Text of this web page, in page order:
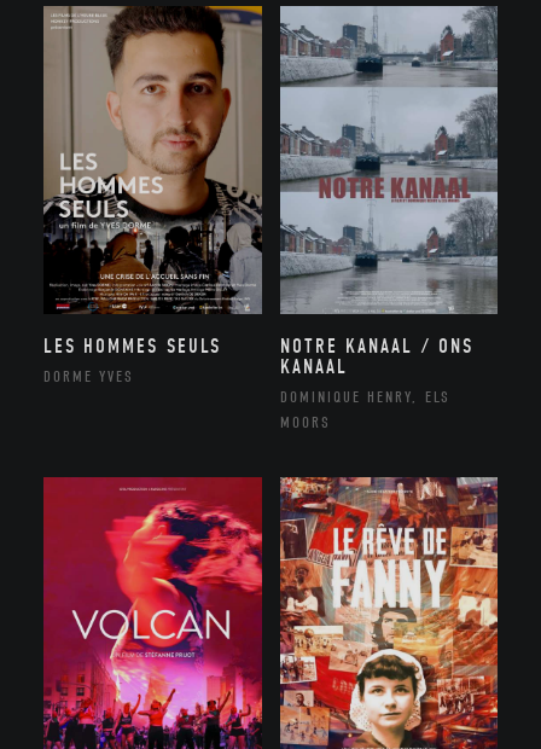
LES HOMMES SEULS
DORME YVES
NOTRE KANAAL / ONS
KANAAL
DOMINIQUE HENRY, ELS
MOORS